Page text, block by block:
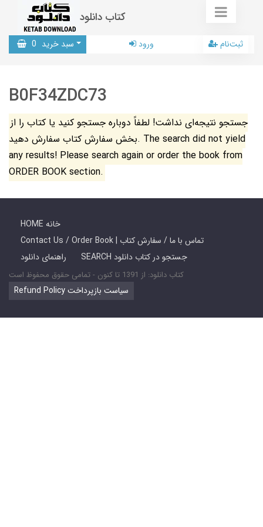
کتاب دانلود
سبد خرید 0 ورود ثبت‌نام
B0F34ZDC73
جستجو نتیجه‌ای نداشت! لطفاً دوباره جستجو کنید یا کتاب را از
بخش سفارش کتاب سفارش دهید. The search did not yield
any results! Please search again or order the book from
ORDER BOOK section.
HOME خانه
Contact Us / Order Book | تماس با ما / سفارش کتاب
راهنمای دانلود
SEARCH جستجو در کتاب دانلود
کتاب دانلود: از 1391 تا کنون - تمامی حقوق محفوظ است
Refund Policy سیاست بازپرداخت